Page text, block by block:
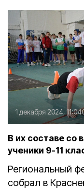
1 декабря 2024, 11:04
В их составе со
ученики 9-11
Региональный
собрал в